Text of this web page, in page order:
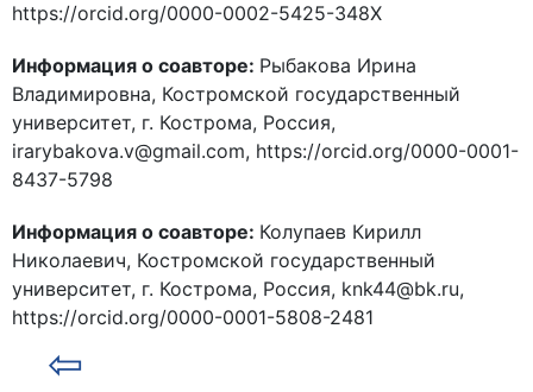
https://orcid.org/0000-0002-5425-348X
Информация о соавторе: Рыбакова Ирина
Владимировна, Костромской государственный
университет, г. Кострома, Россия,
irarybakova.v@gmail.com, https://orcid.org/0000-0001-
8437-5798
Информация о соавторе: Колупаев Кирилл
Николаевич, Костромской государственный
университет, г. Кострома, Россия, knk44@bk.ru,
https://orcid.org/0000-0001-5808-2481
⇦